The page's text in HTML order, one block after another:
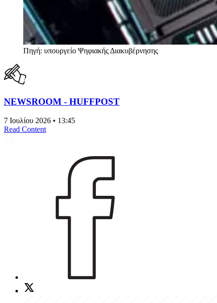
Πηγή: υπουργείο Ψηφιακής Διακυβέρνησης
NEWSROOM - HUFFPOST
7 Ιουλίου 2026 • 13:45
Read Content